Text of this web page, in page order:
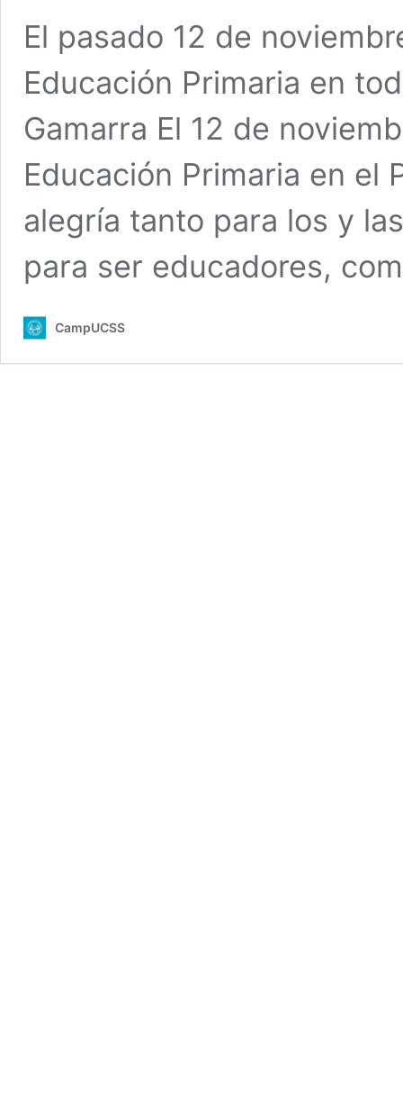
El pasado 12 de
Educación Primaria en
Gamarra El 12 de
Educación Primaria en el
alegría tanto para los y
para ser educadores,
CampUCSS